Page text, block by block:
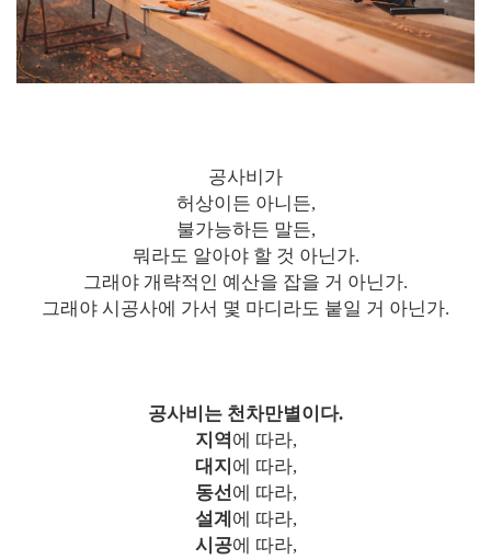
공사비가
허상이든 아니든,
불가능하든 말든,
뭐라도 알아야 할 것 아닌가.
그래야 개략적인 예산을 잡을 거 아닌가.
그래야 시공사에 가서 몇 마디라도 붙일 거 아닌가.
공사비는 천차만별이다.
지역에 따라,
대지 에 따라,
동선에 따라,
설계 에 따라,
시공에 따라,